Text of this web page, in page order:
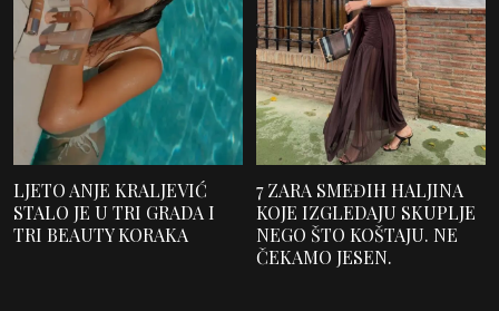
LJETO ANJE KRALJEVIĆ
STALO JE U TRI GRADA I
TRI BEAUTY KORAKA
7 ZARA SMEĐIH HALJINA
KOJE IZGLEDAJU SKUPLJE
NEGO ŠTO KOŠTAJU. NE
ČEKAMO JESEN.